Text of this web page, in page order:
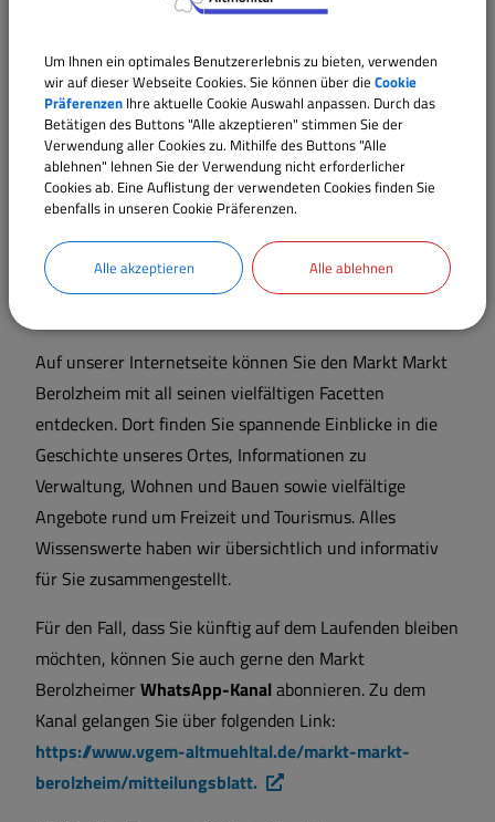
Verbindung zwischen Natur, Nachhaltigkeit und
Bei uns treffen Tradition und Gemeinschaft auf moderne
Infrastruktur: Vereine, Feste, Café,
Einkaufsmöglichkeiten und medizinische Versorgung
sorgen für ein lebendiges Miteinander. Besonders danke
ich allen Bürgern, Ehrenamtlichen, unseren
Unternehmern sowie den Verwaltungsmitarbeitern, die
unsere Gemeinde so lebendig, erfolgreich und herzlich
Auf unserer Internetseite können Sie den Markt Markt
Berolzheim mit all seinen vielfältigen Facetten
entdecken. Dort finden Sie spannende Einblicke in die
Geschichte unseres Ortes, Informationen zu
Verwaltung, Wohnen und Bauen sowie vielfältige
Angebote rund um Freizeit und Tourismus. Alles
Wissenswerte haben wir übersichtlich und informativ
für Sie zusammengestellt.
Für den Fall, dass Sie künftig auf dem Laufenden bleiben
möchten, können Sie auch gerne den Markt
BerolzheimerWhatsApp-Kanalabonnieren. Zu dem
Kanal gelangen Sie über folgenden Link:
https://www.vgem-altmuehltal.de/markt-markt-
berolzheim/mitteilungsblatt.
Um Ihnen ein optimales Benutzererlebnis zu bieten, verwenden
wir auf dieser Webseite Cookies. Sie können über die Cookie
Präferenzen Ihre aktuelle Cookie Auswahl anpassen. Durch das
Betätigen des Buttons "Alle akzeptieren" stimmen Sie der
Verwendung aller Cookies zu. Mithilfe des Buttons "Alle
ablehnen" lehnen Sie der Verwendung nicht erforderlicher
Cookies ab. Eine Auflistung der verwendeten Cookies finden Sie
ebenfalls in unseren Cookie Präferenzen.
Alle akzeptieren Alle ablehnen